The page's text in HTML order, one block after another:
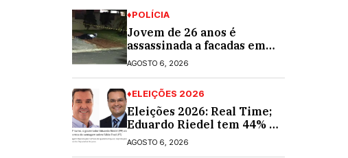
♦POLÍCIA
Jovem de 26 anos é
assassinada a facadas em
Rio Verde de Mato Grosso;
suspeito é procurado
AGOSTO 6, 2026
♦ELEIÇÕES 2026
Eleições 2026: Real Time;
Eduardo Riedel tem 44% e
Fábio Trad, 25%, no 1º
turno para o governo do
AGOSTO 6, 2026